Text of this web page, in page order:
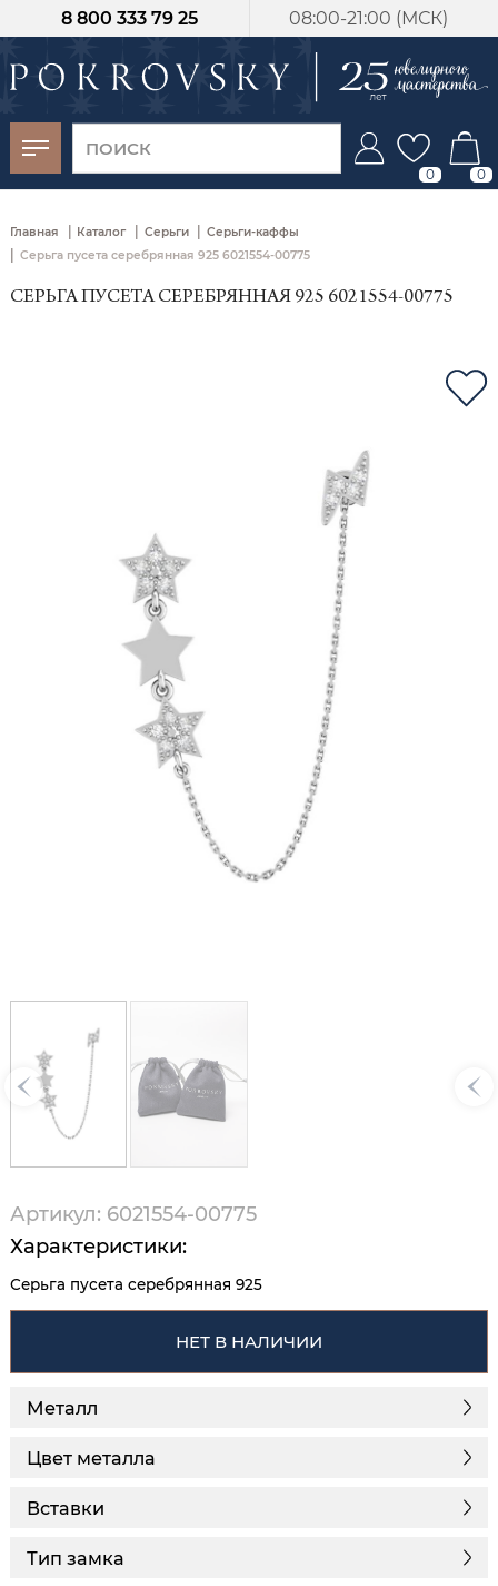
08:00-21:00 (МСК)
8 800 333 79 25
0 0
Главная | Каталог | Серьги | Серьги-каффы
| Серьга пусета серебрянная 925 6021554-00775
СЕРЬГА ПУСЕТА СЕРЕБРЯННАЯ 925 6021554-00775
Артикул: 6021554-00775
Характеристики:
Серьга пусета серебрянная 925
НЕТ В НАЛИЧИИ
Металл
Цвет металла
Вставки
Тип замка
-30%
от 15 дней с
момента оплаты